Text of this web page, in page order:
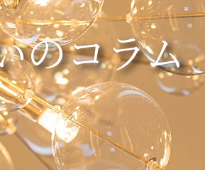
のコラム